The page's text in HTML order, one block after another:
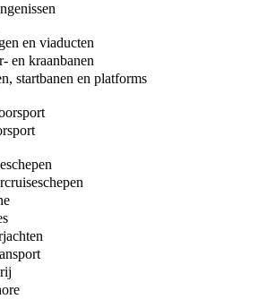
en viaducten
en kraanbanen
startbanen en platforms